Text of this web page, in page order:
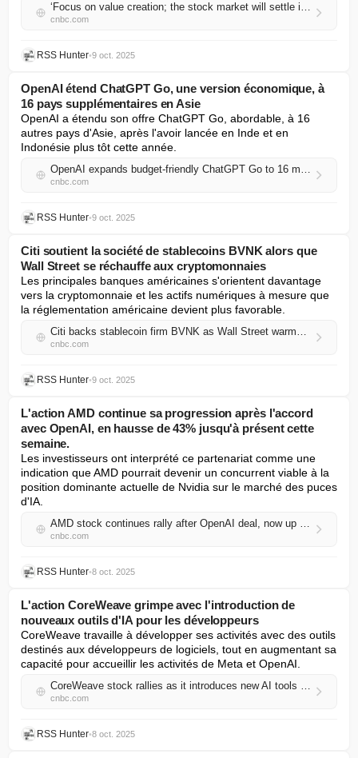
‘Focus on value creation; the stock market will settle itself,’ says Snowflake CEO amid bubble fears
cnbc.com
RSS Hunter•9 oct. 2025
OpenAI étend ChatGPT Go, une version économique, à
16 pays supplémentaires en Asie
OpenAI a étendu son offre ChatGPT Go, abordable, à 16
autres pays d'Asie, après l'avoir lancée en Inde et en
Indonésie plus tôt cette année.
OpenAI expands budget-friendly ChatGPT Go to 16 more countries in Asia
cnbc.com
RSS Hunter•9 oct. 2025
Citi soutient la société de stablecoins BVNK alors que
Wall Street se réchauffe aux cryptomonnaies
Les principales banques américaines s'orientent davantage
vers la cryptomonnaie et les actifs numériques à mesure que
la réglementation américaine devient plus favorable.
Citi backs stablecoin firm BVNK as Wall Street warms to crypto
cnbc.com
RSS Hunter•9 oct. 2025
L'action AMD continue sa progression après l'accord
avec OpenAI, en hausse de 43% jusqu'à présent cette
semaine.
Les investisseurs ont interprété ce partenariat comme une
indication que AMD pourrait devenir un concurrent viable à la
position dominante actuelle de Nvidia sur le marché des puces
d'IA.
AMD stock continues rally after OpenAI deal, now up 43% this week so far
cnbc.com
RSS Hunter•8 oct. 2025
L'action CoreWeave grimpe avec l'introduction de
nouveaux outils d'IA pour les développeurs
CoreWeave travaille à développer ses activités avec des outils
destinés aux développeurs de logiciels, tout en augmentant sa
capacité pour accueillir les activités de Meta et OpenAI.
CoreWeave stock rallies as it introduces new AI tools for developers
cnbc.com
RSS Hunter•8 oct. 2025